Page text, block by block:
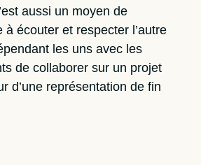
aussi un moyen de
écouter et respecter l’autre
les uns avec les
de collaborer sur un projet
d’une représentation de fin